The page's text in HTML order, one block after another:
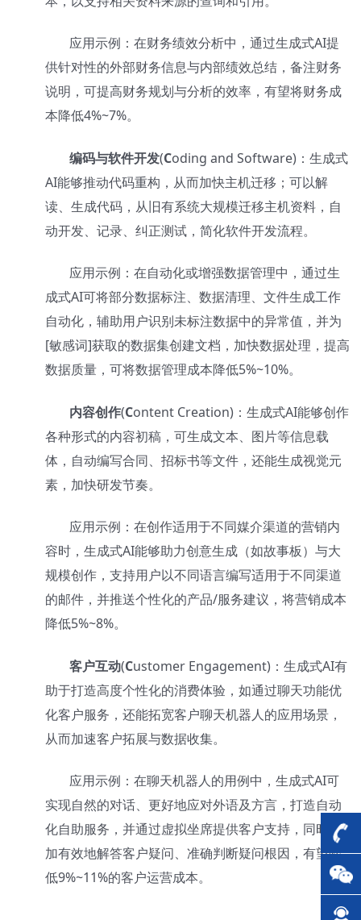
应用示例：在财务绩效分析中，通过生成式AI提
供针对性的外部财务信息与内部绩效总结，备注财务
说明，可提高财务规划与分析的效率，有望将财务成
本降低4%~7%。
编码与软件开发(Coding and Software)：生成式
AI能够推动代码重构，从而加快主机迁移；可以解
读、生成代码，从旧有系统大规模迁移主机资料，自
动开发、记录、纠正测试，简化软件开发流程。
应用示例：在自动化或增强数据管理中，通过生
成式AI可将部分数据标注、数据清理、文件生成工作
自动化，辅助用户识别未标注数据中的异常值，并为
[敏感词]获取的数据集创建文档，加快数据处理，提高
数据质量，可将数据管理成本降低5%~10%。
内容创作(Content Creation)：生成式AI能够创作
各种形式的内容初稿，可生成文本、图片等信息载
体，自动编写合同、招标书等文件，还能生成视觉元
素，加快研发节奏。
应用示例：在创作适用于不同媒介渠道的营销内
容时，生成式AI能够助力创意生成（如故事板）与大
规模创作，支持用户以不同语言编写适用于不同渠道
的邮件，并推送个性化的产品/服务建议，将营销成本
降低5%~8%。
客户互动(Customer Engagement)：生成式AI有
助于打造高度个性化的消费体验，如通过聊天功能优
化客户服务，还能拓宽客户聊天机器人的应用场景，
从而加速客户拓展与数据收集。
应用示例：在聊天机器人的用例中，生成式AI可
实现自然的对话、更好地应对外语及方言，打造自动
化自助服务，并通过虚拟坐席提供客户支持，同时更
加有效地解答客户疑问、准确判断疑问根因，有望降
低9%~11%的客户运营成本。